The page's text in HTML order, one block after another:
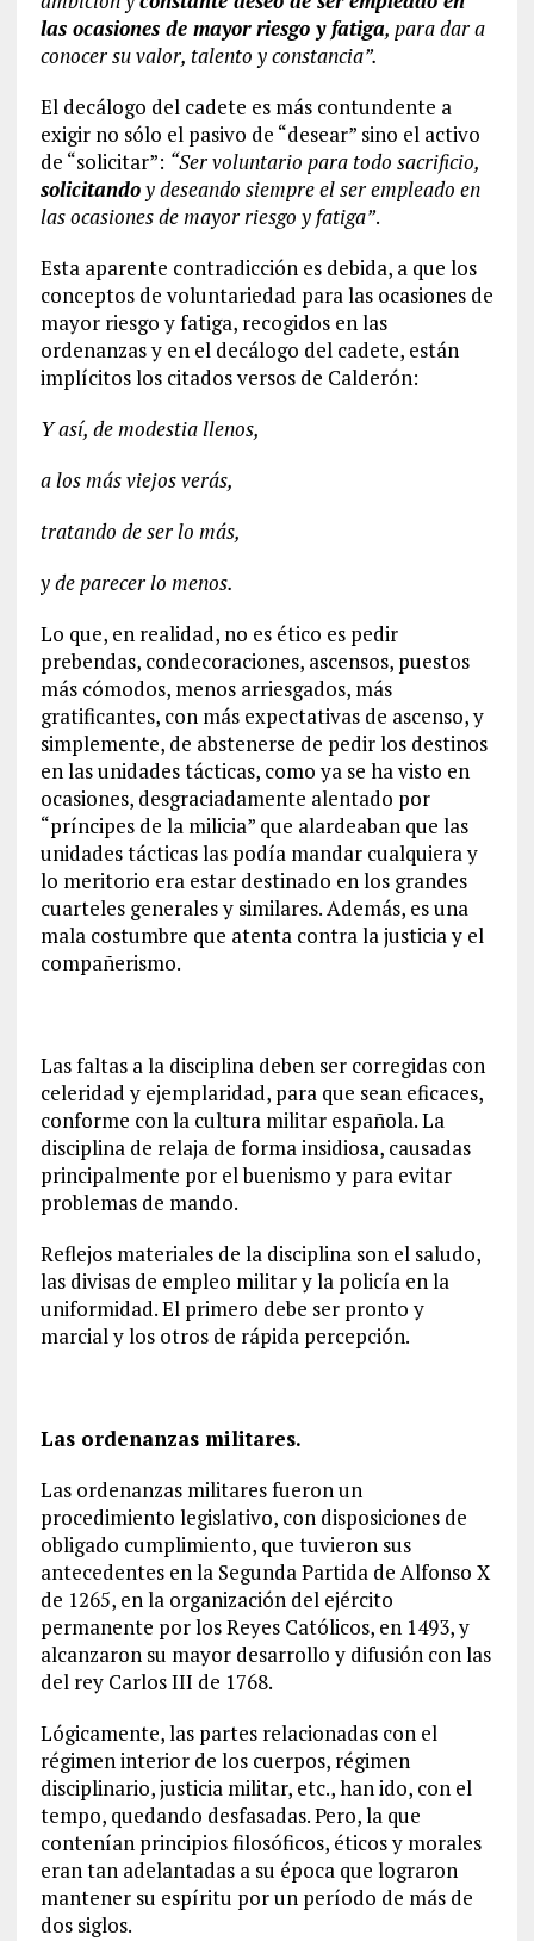
las ocasiones de mayor riesgo y fatiga, para dar a
conocer su valor, talento y constancia”.
El decálogo del cadete es más contundente a
exigir no sólo el pasivo de “desear” sino el activo
de “solicitar”: “Ser voluntario para todo sacrificio,
solicitandoy deseando siempre el ser empleado en
las ocasiones de mayor riesgo y fatiga”.
Esta aparente contradicción es debida, a que los
conceptos de voluntariedad para las ocasiones de
mayor riesgo y fatiga, recogidos en las
ordenanzas y en el decálogo del cadete, están
implícitos los citados versos de Calderón:
Y así, de modestia llenos,
a los más viejos verás,
tratando de ser lo más,
y de parecer lo menos.
Lo que, en realidad, no es ético es pedir
prebendas, condecoraciones, ascensos, puestos
más cómodos, menos arriesgados, más
gratificantes, con más expectativas de ascenso, y
simplemente, de abstenerse de pedir los destinos
en las unidades tácticas, como ya se ha visto en
ocasiones, desgraciadamente alentado por
“príncipes de la milicia” que alardeaban que las
unidades tácticas las podía mandar cualquiera y
lo meritorio era estar destinado en los grandes
cuarteles generales y similares. Además, es una
mala costumbre que atenta contra la justicia y el
compañerismo.
Las faltas a la disciplina deben ser corregidas con
celeridad y ejemplaridad, para que sean eficaces,
conforme con la cultura militar española. La
disciplina de relaja de forma insidiosa, causadas
principalmente por el buenismo y para evitar
problemas de mando.
Reflejos materiales de la disciplina son el saludo,
las divisas de empleo militar y la policía en la
uniformidad. El primero debe ser pronto y
marcial y los otros de rápida percepción.
Las ordenanzas militares.
Las ordenanzas militares fueron un
procedimiento legislativo, con disposiciones de
obligado cumplimiento, que tuvieron sus
antecedentes en la Segunda Partida de Alfonso X
de 1265, en la organización del ejército
permanente por los Reyes Católicos, en 1493, y
alcanzaron su mayor desarrollo y difusión con las
del rey Carlos III de 1768.
Lógicamente, las partes relacionadas con el
régimen interior de los cuerpos, régimen
disciplinario, justicia militar, etc., han ido, con el
tempo, quedando desfasadas. Pero, la que
contenían principios filosóficos, éticos y morales
eran tan adelantadas a su época que lograron
mantener su espíritu por un período de más de
dos siglos.